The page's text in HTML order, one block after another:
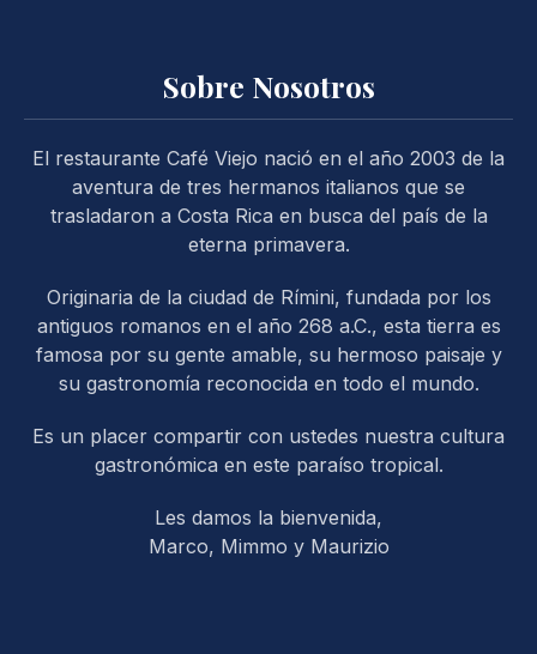
Sobre Nosotros
El restaurante Café Viejo nació en el año 2003 de la
aventura de tres hermanos italianos que se
trasladaron a Costa Rica en busca del país de la
eterna primavera.
Originaria de la ciudad de Rímini, fundada por los
antiguos romanos en el año 268 a.C., esta tierra es
famosa por su gente amable, su hermoso paisaje y
su gastronomía reconocida en todo el mundo.
Es un placer compartir con ustedes nuestra cultura
gastronómica en este paraíso tropical.
Les damos la bienvenida,
Marco, Mimmo y Maurizio